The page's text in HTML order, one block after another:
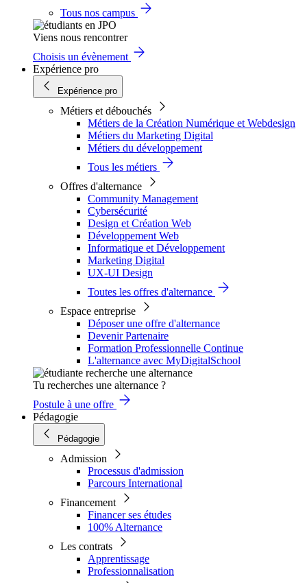
Tous nos campus
Viens nous rencontrer
Choisis un évènement
Expérience pro
Expérience pro
Métiers et débouchés
Métiers de la Création Numérique et Webdesign
Métiers du Marketing Digital
Métiers du développement
Tous les métiers
Offres d'alternance
Community Management
Cybersécurité
Design et Création Web
Développement Web
Informatique et Développement
Marketing Digital
UX-UI Design
Toutes les offres d'alternance
Espace entreprise
Déposer une offre d'alternance
Devenir Partenaire
Formation Professionnelle Continue
L'alternance avec MyDigitalSchool
Tu recherches une alternance ?
Postule à une offre
Pédagogie
Pédagogie
Admission
Processus d'admission
Parcours International
Financement
Financer ses études
100% Alternance
Les contrats
Apprentissage
Professionnalisation